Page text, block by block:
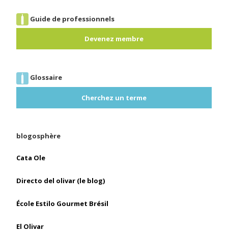
Guide de professionnels
Devenez membre
Glossaire
Cherchez un terme
blogosphère
Cata Ole
Directo del olivar (le blog)
École Estilo Gourmet Brésil
El Olivar